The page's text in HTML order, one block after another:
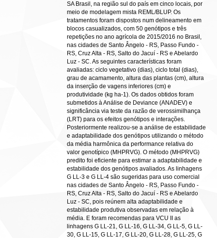
SA Brasil, na região sul do país em cinco locais, por
meio de modelagem mista REML/BLUP. Os
tratamentos foram dispostos num delineamento em
blocos casualizados, com 50 genótipos e três
repetições no ano agrícola de 2015/2016 no Brasil,
nas cidades de Santo Ângelo - RS, Passo Fundo -
RS, Cruz Alta - RS, Salto do Jacuí - RS e Abelardo
Luz - SC. As seguintes características foram
avaliadas: ciclo vegetativo (dias), ciclo total (dias),
grau de acamamento, altura das plantas (cm), altura
da inserção de vagens inferiores (cm) e
produtividade (kg ha-1). Os dados obtidos foram
submetidos à Análise de Deviance (ANADEV) e
significância via teste da razão de verossimilhança
(LRT) para os efeitos genótipos e interações.
Posteriormente realizou-se a análise de estabilidade
e adaptabilidade dos genótipos utilizando o método
da média harmônica da performance relativa do
valor genotípico (MHPRVG). O método (MHPRVG)
predito foi eficiente para estimar a adaptabilidade e
estabilidade dos genótipos avaliados. As linhagens
G LL-3 e G LL-4 são sugeridas para uso comercial
nas cidades de Santo Ângelo - RS, Passo Fundo -
RS, Cruz Alta - RS, Salto do Jacuí - RS e Abelardo
Luz - SC, pois reúnem alta adaptabilidade e
estabilidade produtiva observadas em relação à
média. E foram recomendas para VCU II as
linhagens G LL-21, G LL-16, G LL-34, G LL-5, G LL-
30, G LL-15, G LL-17, G LL-20, G LL-28, G LL-25, G